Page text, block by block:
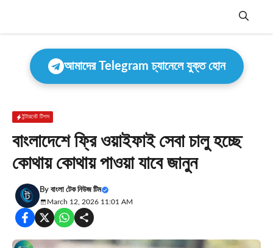
Menu
আমাদের Telegram চ্যানেলে যুক্ত হোন
ইন্টারনেট টিপস
বাংলাদেশে ফ্রি ওয়াইফাই সেবা চালু হচ্ছে
কোথায় কোথায় পাওয়া যাবে জানুন
By বাংলা টেক নিউজ টিম
March 12, 2026 11:01 AM